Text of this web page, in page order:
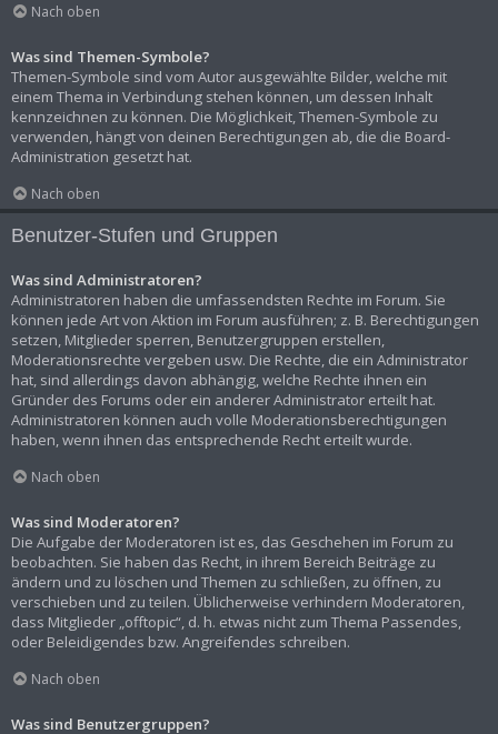
Nach oben
Was sind Themen-Symbole?
Themen-Symbole sind vom Autor ausgewählte Bilder, welche mit
einem Thema in Verbindung stehen können, um dessen Inhalt
kennzeichnen zu können. Die Möglichkeit, Themen-Symbole zu
verwenden, hängt von deinen Berechtigungen ab, die die Board-
Administration gesetzt hat.
Nach oben
Benutzer-Stufen und Gruppen
Was sind Administratoren?
Administratoren haben die umfassendsten Rechte im Forum. Sie
können jede Art von Aktion im Forum ausführen; z. B. Berechtigungen
setzen, Mitglieder sperren, Benutzergruppen erstellen,
Moderationsrechte vergeben usw. Die Rechte, die ein Administrator
hat, sind allerdings davon abhängig, welche Rechte ihnen ein
Gründer des Forums oder ein anderer Administrator erteilt hat.
Administratoren können auch volle Moderationsberechtigungen
haben, wenn ihnen das entsprechende Recht erteilt wurde.
Nach oben
Was sind Moderatoren?
Die Aufgabe der Moderatoren ist es, das Geschehen im Forum zu
beobachten. Sie haben das Recht, in ihrem Bereich Beiträge zu
ändern und zu löschen und Themen zu schließen, zu öffnen, zu
verschieben und zu teilen. Üblicherweise verhindern Moderatoren,
dass Mitglieder „offtopic“, d. h. etwas nicht zum Thema Passendes,
oder Beleidigendes bzw. Angreifendes schreiben.
Nach oben
Was sind Benutzergruppen?